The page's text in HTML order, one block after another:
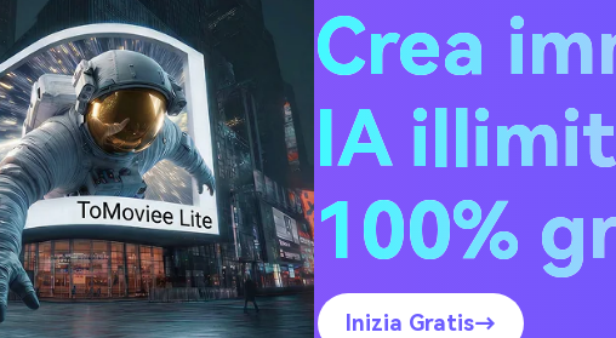
Media.io per creare
Crea
IA
100%
Inizia Gratis→